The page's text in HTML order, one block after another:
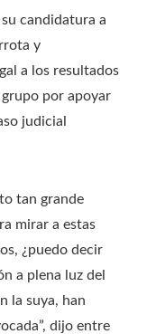
candidatura a
y
a los resultados
por apoyar
judicial
tan grande
mirar a estas
¿puedo decir
a plena luz del
la suya, han
dijo entre